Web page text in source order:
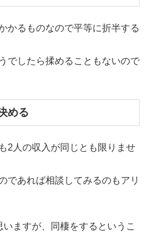
かるものなので平等に折半する
でしたら揉めることもないので
める
2人の収入が同じとも限りませ
であれば相談してみるのもアリ
ますが、同棲をするというこ